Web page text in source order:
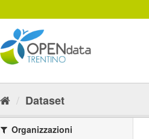
Dataset
Organizzazioni